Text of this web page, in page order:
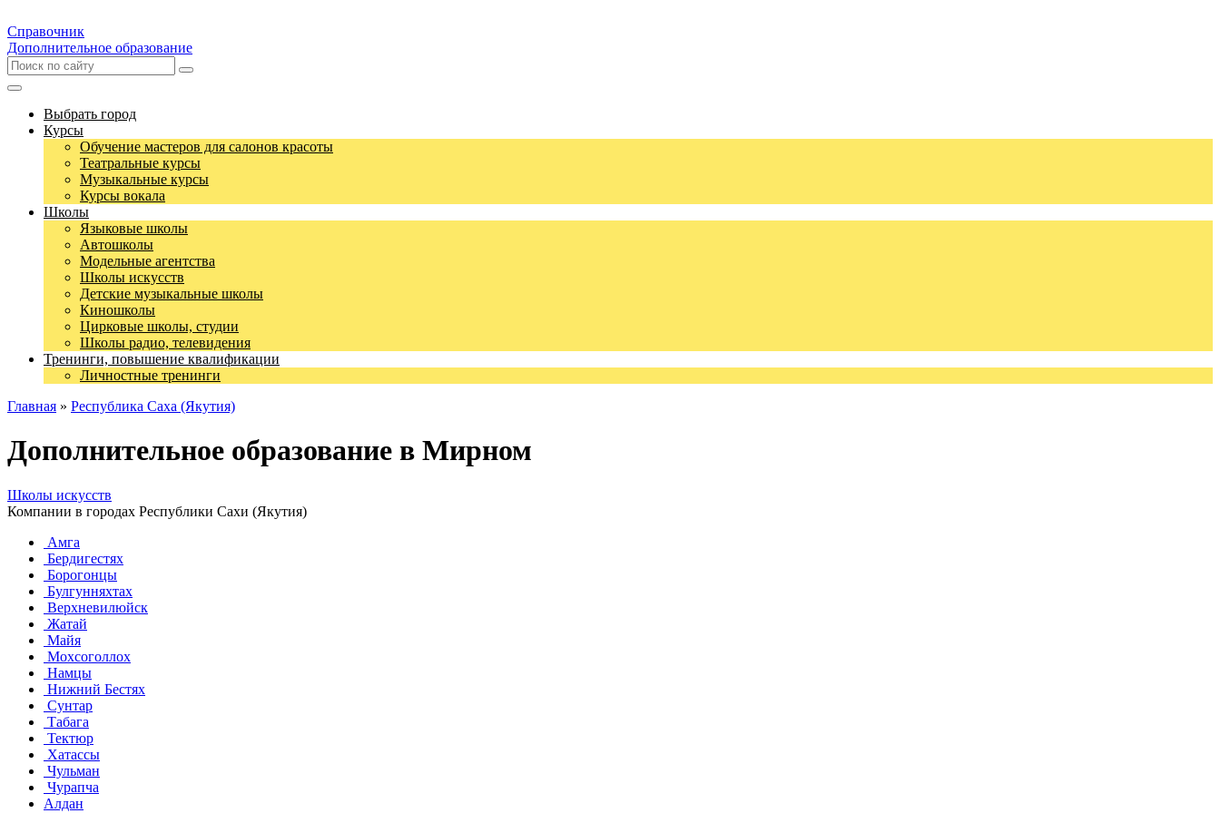
Справочник
Дополнительное образование
Выбрать город
Курсы
Обучение мастеров для салонов красоты
Театральные курсы
Музыкальные курсы
Курсы вокала
Школы
Языковые школы
Автошколы
Модельные агентства
Школы искусств
Детские музыкальные школы
Киношколы
Цирковые школы, студии
Школы радио, телевидения
Тренинги, повышение квалификации
Личностные тренинги
Главная » Республика Саха (Якутия)
Дополнительное образование в Мирном
Школы искусств
Компании в городах Республики Сахи (Якутия)
Амга
Бердигестях
Борогонцы
Булгунняхтах
Верхневилюйск
Жатай
Майя
Мохсоголлох
Намцы
Нижний Бестях
Сунтар
Табага
Тектюр
Хатассы
Чульман
Чурапча
Алдан